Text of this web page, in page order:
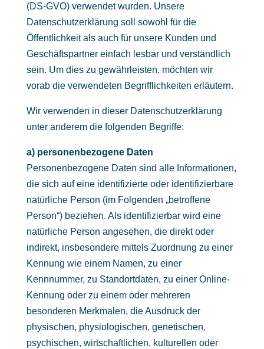
(DS-GVO) verwendet wurden. Unsere
Datenschutzerklärung soll sowohl für die
Öffentlichkeit als auch für unsere Kunden und
Geschäftspartner einfach lesbar und verständlich
sein. Um dies zu gewährleisten, möchten wir
vorab die verwendeten Begrifflichkeiten erläutern.
Wir verwenden in dieser Datenschutzerklärung
unter anderem die folgenden Begriffe:
a) personenbezogene Daten
Personenbezogene Daten sind alle Informationen,
die sich auf eine identifizierte oder identifizierbare
natürliche Person (im Folgenden „betroffene
Person“) beziehen. Als identifizierbar wird eine
natürliche Person angesehen, die direkt oder
indirekt, insbesondere mittels Zuordnung zu einer
Kennung wie einem Namen, zu einer
Kennnummer, zu Standortdaten, zu einer Online-
Kennung oder zu einem oder mehreren
besonderen Merkmalen, die Ausdruck der
physischen, physiologischen, genetischen,
psychischen, wirtschaftlichen, kulturellen oder